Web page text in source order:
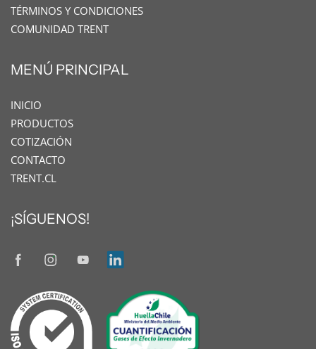
TÉRMINOS Y CONDICIONES
COMUNIDAD TRENT
MENÚ PRINCIPAL
INICIO
PRODUCTOS
COTIZACIÓN
CONTACTO
TRENT.CL
¡SÍGUENOS!